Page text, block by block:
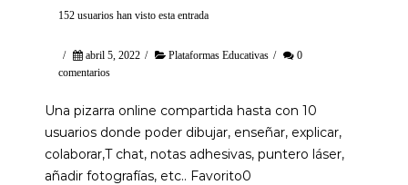
152 usuarios han visto esta entrada
/ abril 5, 2022 / Plataformas Educativas /
0
comentarios
Una pizarra online compartida hasta con 10
usuarios donde poder dibujar, enseñar, explicar,
colaborar,T chat, notas adhesivas, puntero láser,
añadir fotografías, etc.. Favorito0